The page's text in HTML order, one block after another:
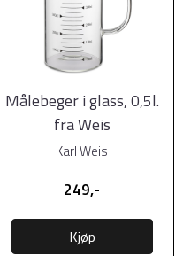
Målebeger i glass, 0,5l.
fra Weis
Karl Weis
249,-
Kjøp